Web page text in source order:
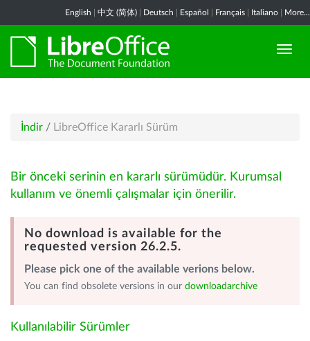
English 中文 (简体) Deutsch Español Français Italiano More...
İndir / LibreOffice Kararlı Sürüm
Bir önceki serinin en kararlı sürümüdür. Kurumsal
kullanım ve önemli çalışmalar için önerilir.
No download is available for the
requested version 26.2.5.
Please pick one of the available verions below.
You can find obsolete versions in our downloadarchive
Kullanılabilir Sürümler